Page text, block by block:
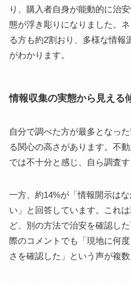
り、購入者自身が能動的に治
態が浮き彫りになりました。
る方も約2割おり、多様な情報
がわかります。
情報収集の実態から見える
自分で調べた方が最多となっ
る関心の高さがあります。不
では不十分と感じ、自ら調査す
一方、約14%が「情報開示は
い」と回答しています。これ
ど、別の方法で治安を確認し
際のコメントでも「現地に何
さを確認した」という声が複数